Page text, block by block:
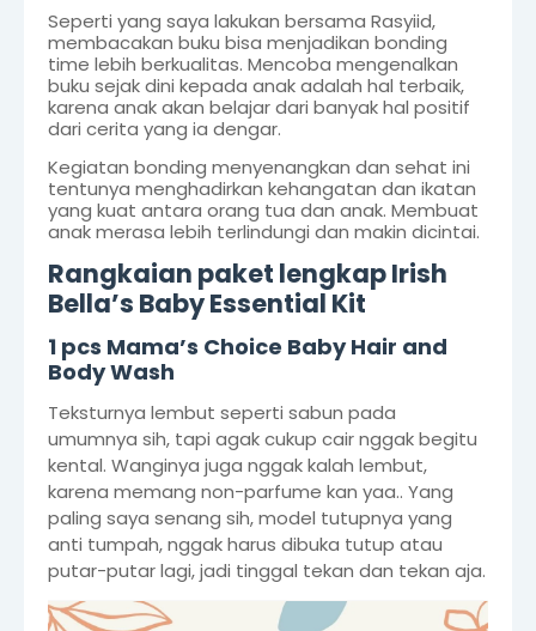
Seperti yang saya lakukan bersama Rasyiid,
membacakan buku bisa menjadikan bonding
time lebih berkualitas. Mencoba mengenalkan
buku sejak dini kepada anak adalah hal terbaik,
karena anak akan belajar dari banyak hal positif
dari cerita yang ia dengar.
Kegiatan bonding menyenangkan dan sehat ini
tentunya menghadirkan kehangatan dan ikatan
yang kuat antara orang tua dan anak. Membuat
anak merasa lebih terlindungi dan makin dicintai.
Rangkaian paket lengkap Irish
Bella’s Baby Essential Kit
1 pcs Mama’s Choice Baby Hair and
Body Wash
Teksturnya lembut seperti sabun pada
umumnya sih, tapi agak cukup cair nggak begitu
kental. Wanginya juga nggak kalah lembut,
karena memang non-parfume kan yaa.. Yang
paling saya senang sih, model tutupnya yang
anti tumpah, nggak harus dibuka tutup atau
putar-putar lagi, jadi tinggal tekan dan tekan aja.